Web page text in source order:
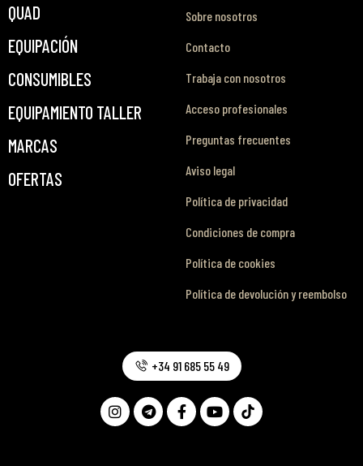
QUAD
EQUIPACIÓN
CONSUMIBLES
EQUIPAMIENTO TALLER
MARCAS
OFERTAS
Sobre nosotros
Contacto
Trabaja con nosotros
Acceso profesionales
Preguntas frecuentes
Aviso legal
Política de privacidad
Condiciones de compra
Política de cookies
Política de devolución y reembolso
+34 91 685 55 49